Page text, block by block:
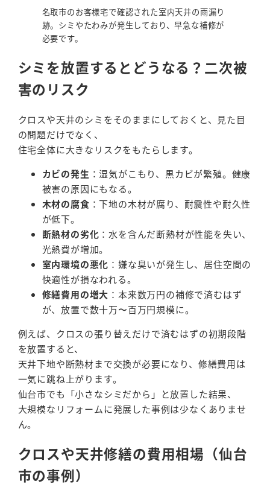
名取市のお客様宅で確認された室内天井の雨漏り
跡。シミやたわみが発生しており、早急な補修が
必要です。
シミを放置するとどうなる？二次被
害のリスク
クロスや天井のシミをそのままにしておくと、見た目
の問題だけでなく、
住宅全体に大きなリスクをもたらします。
カビの発生 ：湿気がこもり、黒カビが繁殖。健康
被害の原因にもなる。
木材の腐食 ：下地の木材が腐り、耐震性や耐久性
が低下。
断熱材の劣化 ：水を含んだ断熱材が性能を失い、
光熱費が増加。
室内環境の悪化 ：嫌な臭いが発生し、居住空間の
快適性が損なわれる。
修繕費用の増大 ：本来数万円の補修で済むはず
が、放置で数十万〜百万円規模に。
例えば、クロスの張り替えだけで済むはずの初期段階
を放置すると、
天井下地や断熱材まで交換が必要になり、修繕費用は
一気に跳ね上がります。
仙台市でも「小さなシミだから」と放置した結果、
大規模なリフォームに発展した事例は少なくありませ
ん。
クロスや天井修繕の費用相場（仙台
市の事例）